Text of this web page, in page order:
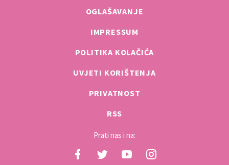
OGLAŠAVANJE
IMPRESSUM
POLITIKA KOLAČIĆA
UVJETI KORIŠTENJA
PRIVATNOST
RSS
Prati nas i na: